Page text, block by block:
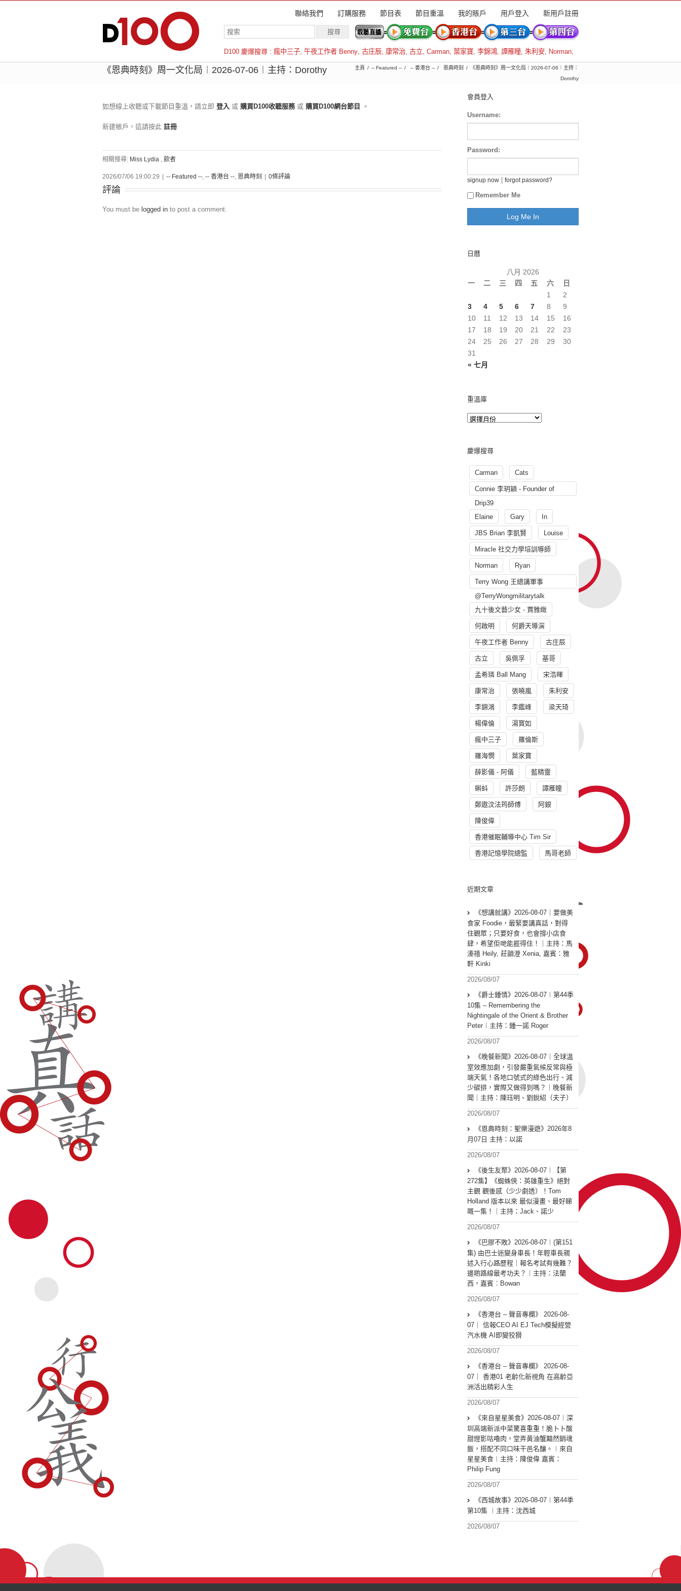
聯絡我們 訂購服務 節目表 節目重溫 我的賬戶 用戶登入 新用戶註冊
D100 慶爆搜尋 : 瘋中三子, 午夜工作者 Benny, 古庄辰, 康常治, 古立, Carman, 葉家寶, 李錦鴻, 譚雁瞳, 朱利安, Norman,
羅倫斯
《恩典時刻》周一文化局︱2026-07-06︱主持：Dorothy 主頁 -- Featured -- -- 香港台 -- 恩典時刻
《恩典時刻》周一文化局︱2026-07-06︱主持：
Dorothy
如想線上收聽或下載節目重溫，請立即 登入 或 購買D100收聽服務 或 購買D100網台節目 。
新建帳戶，這請按此 註冊
相關搜尋: Miss Lydia , 飲者
2026/07/06 19:00:29 -- Featured --, -- 香港台 --, 恩典時刻 0條評論
評論
You must be logged in to post a comment.
會員登入
Username:
Password:
signup now forgot password?
Remember Me
日曆
八月 2026
一
二 三 四 五 六 日
« 七月
1
2
3
4 5 6 7 8
9
10
11 12 13 14 15
16
17
18 19 20 21 22
23
24
25 26 27 28 29
30
31
重溫庫
慶爆搜尋
Carman Cats
Connie 李玥穎 - Founder of
Drip39
Elaine
Gary In
JBS Brian 李凱賢 Louise
Miracle 社交力學培訓導師
Norman Ryan
Terry Wong 王總講軍事
@TerryWongmilitarytalk
九十後文藝少女 - 賈雅緻
何啟明 何爵天導演
午夜工作者 Benny 古庄辰
古立 吳佩孚 基哥
孟希璘 Ball Mang 宋浩暉
康常治 張曉嵐 朱利安
李錦鴻 李鑑峰 梁天琦
楊偉倫 湯寳如
瘋中三子 羅倫斯
羅海憫 葉家寶
薛影儀 - 阿儀 藍精靈
蝌蚪 許莎朗 譚雁瞳
鄭遨汶法筠師傅 阿銀
陳俊偉
香港催眠輔導中心 Tim Sir
香港記憶學院總監 馬哥老師
近期文章
《想講就講》2026-08-07｜要做美
食家 Foodie，最緊要講真話，對得
住觀眾；只要好食，也會撐小店食
肆，希望佢哋能捱得住！｜主持：馬
溱禧 Heily, 莊韻澄 Xenia, 嘉賓：雅
軒 Kinki
2026/08/07
《爵士鍾情》2026-08-07︱第44季
10集 – Remembering the
Nightingale of the Orient & Brother
Peter︱主持：鍾一諾 Roger
2026/08/07
《晚餐新聞》2026-08-07｜全球溫
室效應加劇，引發嚴重氣候反常與極
端天氣！各地口號式的綠色出行、減
少碳排，實際又做得到嗎？｜晚餐新
聞｜主持：陳珏明、劉銳紹（夫子）
2026/08/07
《恩典時刻：聖樂漫遊》2026年8
月07日 主持：以諾
2026/08/07
《後生友聚》2026-08-07︱【第
272集】《蜘蛛俠：英雄重生》絕對
主觀 觀後感（少少劇透）！Tom
Holland 版本以來 最似漫畫、最好睇
嘅一集！｜主持：Jack、諾少
2026/08/07
《巴膠不敗》2026-08-07︱(第151
集) 由巴士迷變身車長！年輕車長親
述入行心路歷程｜報名考試有幾難？
邊啲路線最考功夫？︱主持：法蘭
西，嘉賓︰Bowan
2026/08/07
《香港台 – 聲音專欄》 2026-08-
07｜ 信報CEO AI EJ Tech模擬經營
汽水機 AI即變狡猾
2026/08/07
《香港台 – 聲音專欄》 2026-08-
07｜ 香港01 老齡化新視角 在高齡亞
洲活出精彩人生
2026/08/07
《來自星星美食》2026-08-07︱深
圳高端新派中菜驚喜重重！脆卜卜酸
甜燈影咕嚕肉，堂弄黃油蟹黯然銷魂
飯，搭配不同口味干邑名釀。︱來自
星星美食︱主持：陳俊偉 嘉賓：
Philip Fung
2026/08/07
《西城故事》2026-08-07︱第44季
第10集 ︱主持：沈西城
2026/08/07